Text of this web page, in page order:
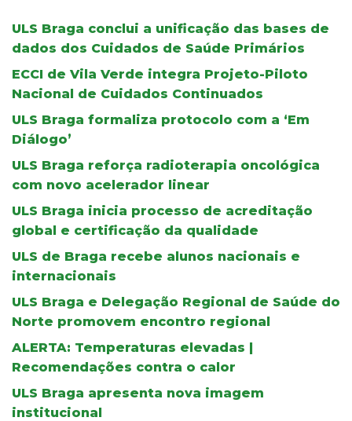
ULS Braga conclui a unificação das bases de
dados dos Cuidados de Saúde Primários
ECCI de Vila Verde integra Projeto-Piloto
Nacional de Cuidados Continuados
ULS Braga formaliza protocolo com a ‘Em
Diálogo’
ULS Braga reforça radioterapia oncológica
com novo acelerador linear
ULS Braga inicia processo de acreditação
global e certificação da qualidade
ULS de Braga recebe alunos nacionais e
internacionais
ULS Braga e Delegação Regional de Saúde do
Norte promovem encontro regional
ALERTA: Temperaturas elevadas |
Recomendações contra o calor
ULS Braga apresenta nova imagem
institucional